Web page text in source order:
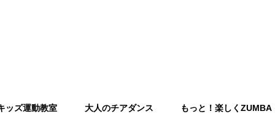
ッズ運動教室 大人のチアダンス もっと！楽しくZUMBA